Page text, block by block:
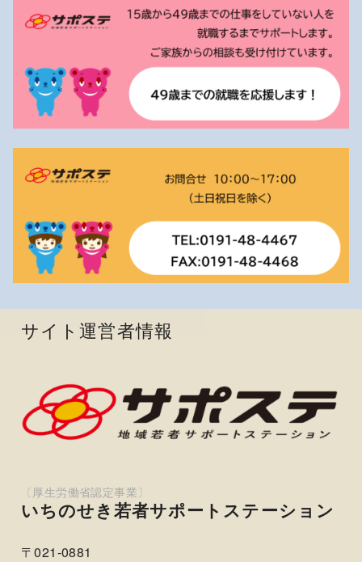
サイト運営者情報
いちのせき若者サポートステーション
〒021-0881